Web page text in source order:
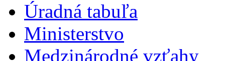
Úradná tabuľa
Ministerstvo
Medzinárodné vzťahy